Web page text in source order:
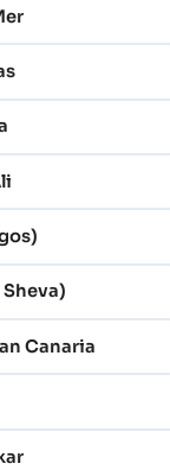
Canaria